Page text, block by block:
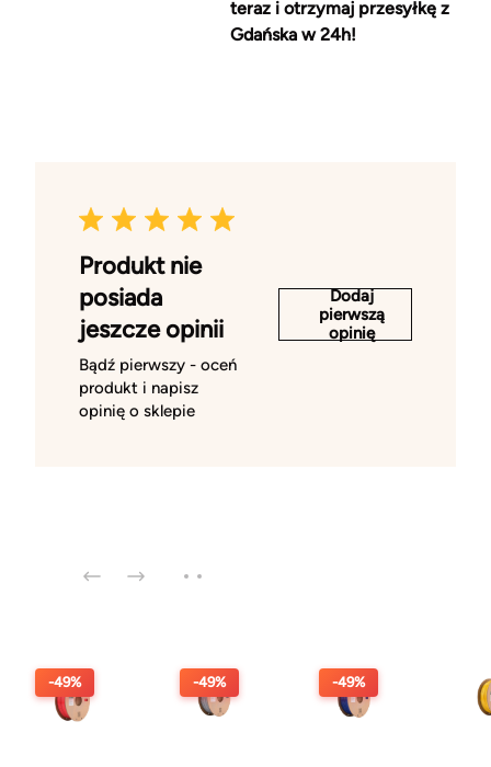
teraz i otrzymaj przesyłkę z
Gdańska w 24h!
Produkt nie
posiada
jeszcze opinii
Bądź pierwszy - oceń
produkt i napisz
opinię o sklepie
Dodaj
pierwszą
opinię
-49% -49% -49%